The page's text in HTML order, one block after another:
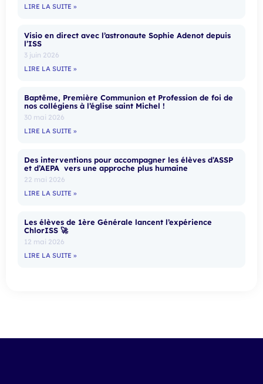
LIRE LA SUITE »
Visio en direct avec l’astronaute Sophie Adenot depuis
l’ISS
3 juin 2026
LIRE LA SUITE »
Baptême, Première Communion et Profession de foi de
nos collégiens à l’église saint Michel !
30 mai 2026
LIRE LA SUITE »
Des interventions pour accompagner les élèves d’ASSP
et d’AEPA vers une approche plus humaine
22 mai 2026
LIRE LA SUITE »
Les élèves de 1ère Générale lancent l’expérience
ChlorISS 🚀
12 mai 2026
LIRE LA SUITE »